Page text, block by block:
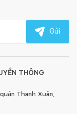
THÔNG
Thanh Xuân,
Gửi